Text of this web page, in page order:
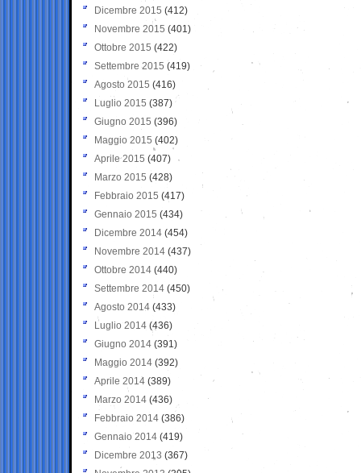
Dicembre 2015 (412)
Novembre 2015 (401)
Ottobre 2015 (422)
Settembre 2015 (419)
Agosto 2015 (416)
Luglio 2015 (387)
Giugno 2015 (396)
Maggio 2015 (402)
Aprile 2015 (407)
Marzo 2015 (428)
Febbraio 2015 (417)
Gennaio 2015 (434)
Dicembre 2014 (454)
Novembre 2014 (437)
Ottobre 2014 (440)
Settembre 2014 (450)
Agosto 2014 (433)
Luglio 2014 (436)
Giugno 2014 (391)
Maggio 2014 (392)
Aprile 2014 (389)
Marzo 2014 (436)
Febbraio 2014 (386)
Gennaio 2014 (419)
Dicembre 2013 (367)